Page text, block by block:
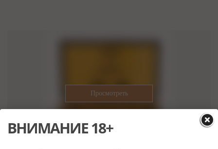
ВНИМАНИЕ 18+